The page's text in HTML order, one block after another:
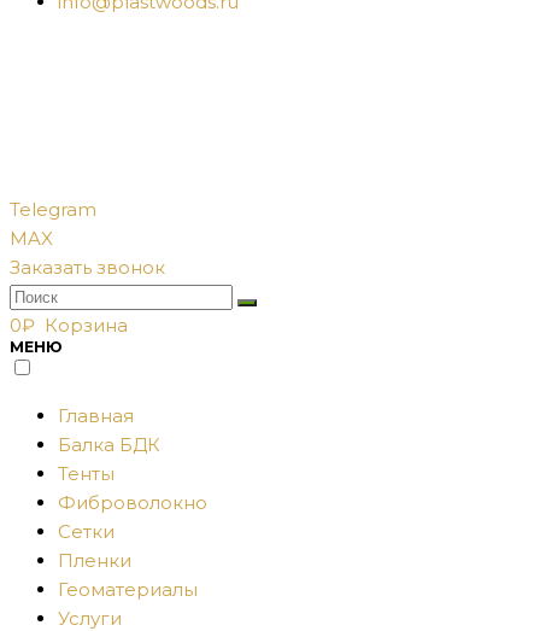
Telegram
MAX
Заказать звонок
0₽ Корзина
МЕНЮ
Главная
Балка БДК
Тенты
Фиброволокно
Сетки
Пленки
Геоматериалы
Услуги